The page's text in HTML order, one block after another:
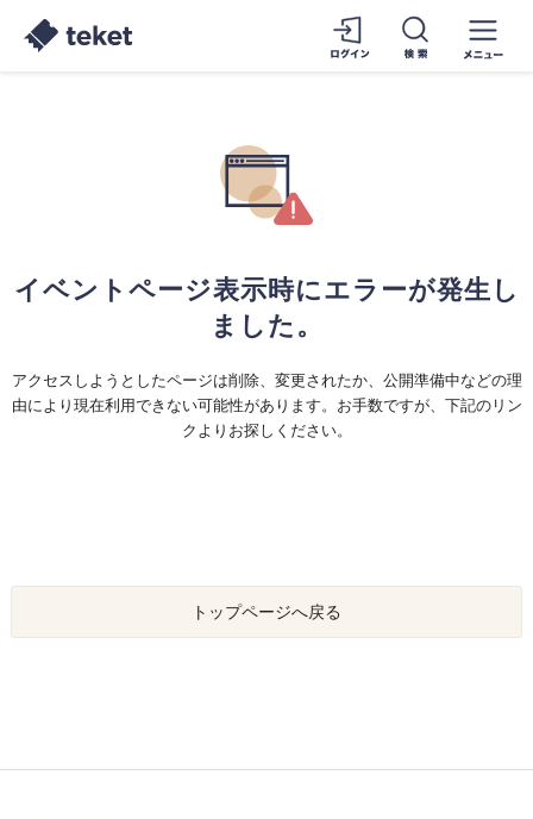
イベントページ表示時にエラーが発生し
ました。
アクセスしようとしたページは削除、変更されたか、公開準備中などの理
由により現在利用できない可能性があります。お手数ですが、下記のリン
クよりお探しください。
トップページへ戻る